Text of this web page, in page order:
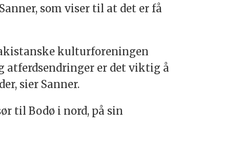
som viser til at det er få
kulturforeningen
atferdsendringer er det viktig å
sier Sanner.
til Bodø i nord, på sin